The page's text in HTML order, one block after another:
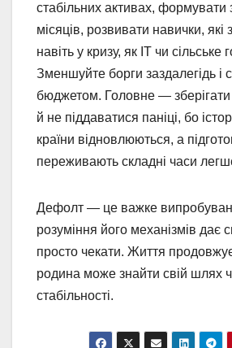
стабільних активах, формувати
місяців, розвивати навички, які
навіть у кризу, як IT чи сільське
Зменшуйте борги заздалегідь і
бюджетом. Головне —
й не піддаватися паніці, бо
країни відновлюються, а
переживають складні часи
Дефолт — це важке
розуміння його механізмів дає
просто чекати. Життя
родина може знайти свій шлях
стабільності.